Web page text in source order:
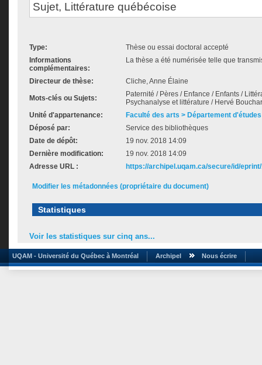
Sujet, Littérature québécoise
Type:
Thèse ou essai doctoral accepté
Informations
complémentaires:
La thèse a été numérisée telle que
Directeur de thèse: Cliche, Anne Élaine
Mots-clés ou Sujets:
Paternité / Pères / Enfance / Enfants /
Psychanalyse et littérature / Hervé
Unité d'appartenance:
Faculté des arts > Département
Déposé par:
Service des bibliothèques
Date de dépôt:
19 nov. 2018 14:09
Dernière modification:
19 nov. 2018 14:09
Adresse URL :
https://archipel.uqam.ca/secure/id/
Modifier les métadonnées (propriétaire du document)
Statistiques
Voir les statistiques sur cinq ans...
UQAM - Université du Québec à Montréal Archipel Nous écrire